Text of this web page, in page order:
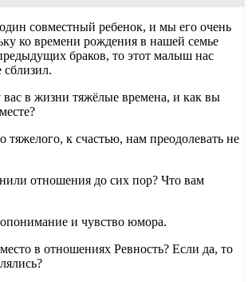
совместный ребенок, и мы его очень
ко времени рождения в нашей семье
браков, то этот малыш нас
в жизни тяжёлые времена, и как вы
тяжелого, к счастью, нам преодолевать не
отношения до сих пор? Что вам
и чувство юмора.
в отношениях Ревность? Если да, то